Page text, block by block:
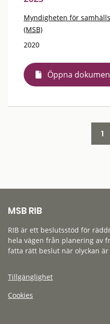
Myndigheten för
(MSB)
2020
Öppna
1
MSB RIB
RIB är ett beslutsstöd för
hela vägen från planering av
fatta rätt beslut när olyckan
Tillgänglighet
Cookies